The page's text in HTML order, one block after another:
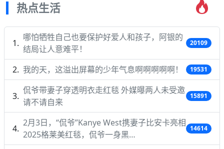
热点生活
哪怕牺牲自己也要保护好爱人和孩子，阿银的
结局让人意难平！
20109
我的天，这溢出屏幕的少年气息啊啊啊啊啊！ 19531
侃爷带妻子穿透明衣走红毯 外媒曝两人未受邀
请不请自来
15891
2月3日，“侃爷”Kanye West携妻子比安卡亮相
2025格莱美红毯，侃爷一身黑…
14614